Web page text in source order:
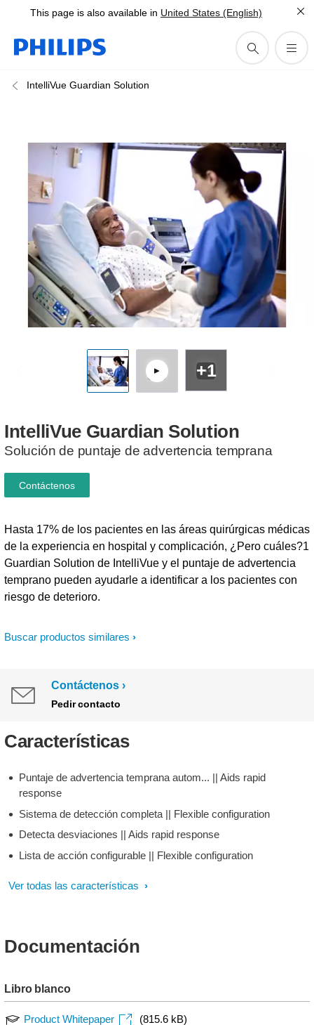
This page is also available in United States (English)
IntelliVue Guardian Solution
+1
IntelliVue Guardian Solution
Solución de puntaje de advertencia temprana
Buscar productos similares
Hasta 17% de los pacientes en las áreas quirúrgicas médicas
de la experiencia en hospital y complicación, ¿Pero cuáles?1
Guardian Solution de IntelliVue y el puntaje de advertencia
temprano pueden ayudarle a identificar a los pacientes con
riesgo de deterioro.
Contáctenos
Contáctenos
Pedir contacto
Características
Puntaje de advertencia temprana autom... || Aids rapid
response
Sistema de detección completa || Flexible configuration
Detecta desviaciones || Aids rapid response
Lista de acción configurable || Flexible configuration
Ver todas las características
Documentación
Libro blanco
Product Whitepaper (815.6 kB)